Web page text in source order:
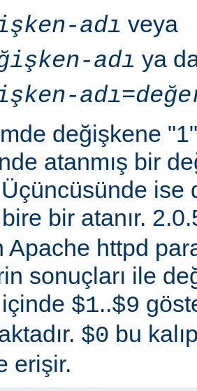
adı veya
adı ya
adı=
değişkene
atanmış bir
Üçüncüsünde
bire bir atanır.
Apache httpd
sonuçları ile
içinde $1..$9
$0 bu
erişir.